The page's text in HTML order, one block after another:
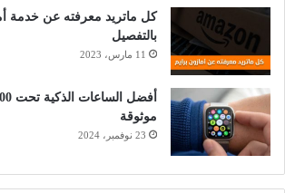
كل ماتريد معرفته عن خدمة
بالتفصيل
11 مارس، 2023
موثوقة
23 نوفمبر، 2024